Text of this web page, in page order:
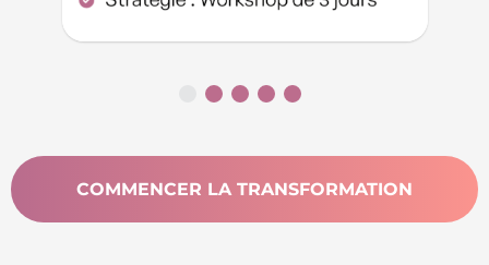
COMMENCER LA TRANSFORMATION